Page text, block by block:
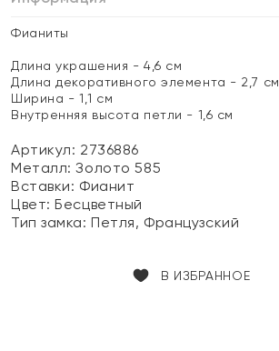
Фианиты
Длина украшения - 4,6 см
Длина декоративного элемента - 2,7 см
Ширина - 1,1 см
Внутренняя высота петли - 1,6 см
Артикул: 2736886
Металл:Золото 585
Вставки: Фианит
Цвет:Бесцветный
Тип замка:Петля, Французский
В ИЗБРАННОЕ